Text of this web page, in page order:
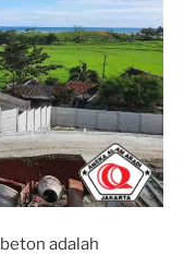
beton adalah